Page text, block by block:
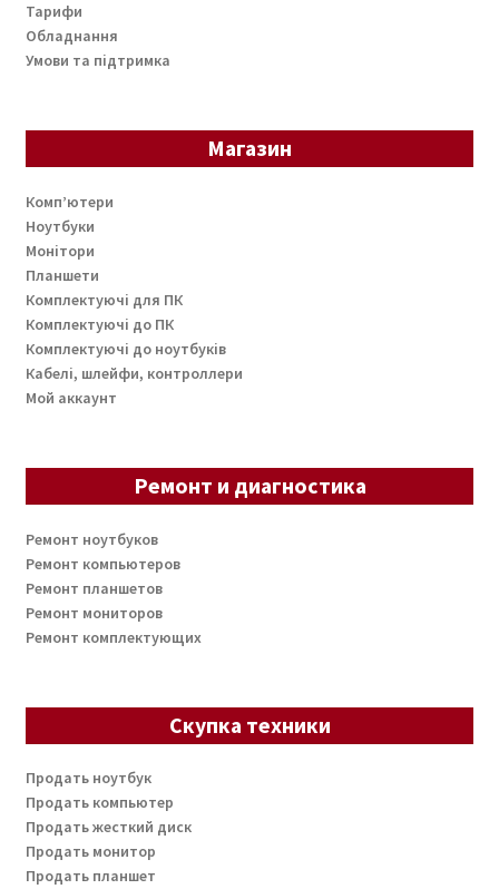
Тарифи
Обладнання
Умови та підтримка
Магазин
Комп’ютери
Ноутбуки
Монітори
Планшети
Комплектуючі для ПК
Комплектуючі до ПК
Комплектуючі до ноутбуків
Кабелі, шлейфи, контроллери
Мой аккаунт
Ремонт и диагностика
Ремонт ноутбуков
Ремонт компьютеров
Ремонт планшетов
Ремонт мониторов
Ремонт комплектующих
Скупка техники
Продать ноутбук
Продать компьютер
Продать жесткий диск
Продать монитор
Продать планшет